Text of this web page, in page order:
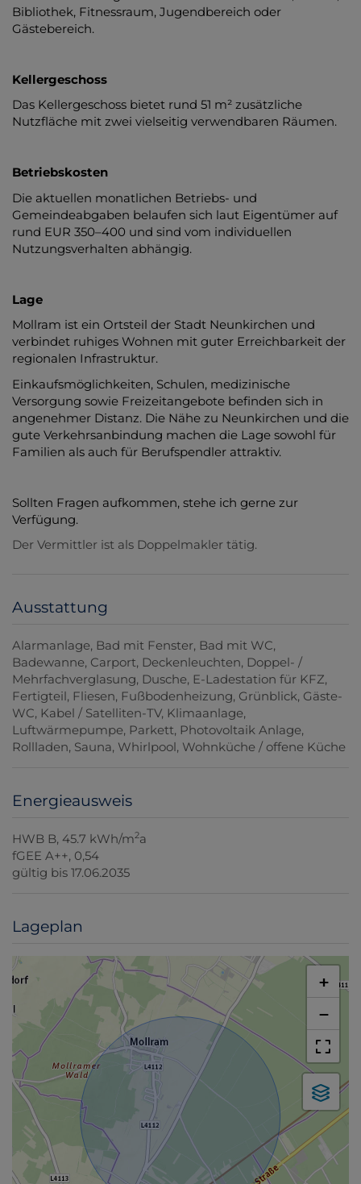
Bibliothek, Fitnessraum, Jugendbereich oder
Gästebereich.
Kellergeschoss
Das Kellergeschoss bietet rund 51 m² zusätzliche
Nutzfläche mit zwei vielseitig verwendbaren Räumen.
Betriebskosten
Die aktuellen monatlichen Betriebs- und
Gemeindeabgaben belaufen sich laut Eigentümer auf
rund EUR 350–400 und sind vom individuellen
Nutzungsverhalten abhängig.
Lage
Mollram ist ein Ortsteil der Stadt Neunkirchen und
verbindet ruhiges Wohnen mit guter Erreichbarkeit der
regionalen Infrastruktur.
Einkaufsmöglichkeiten, Schulen, medizinische
Versorgung sowie Freizeitangebote befinden sich in
angenehmer Distanz. Die Nähe zu Neunkirchen und die
gute Verkehrsanbindung machen die Lage sowohl für
Familien als auch für Berufspendler attraktiv.
Sollten Fragen aufkommen, stehe ich gerne zur
Verfügung.
Der Vermittler ist als Doppelmakler tätig.
Ausstattung
Alarmanlage Bad mit Fenster Bad mit WC
Badewanne Carport Deckenleuchten Doppel- /
Mehrfachverglasung Dusche E-Ladestation für KFZ
Fertigteil Fliesen Fußbodenheizung Grünblick Gäste-
WC Kabel / Satelliten-TV Klimaanlage
Luftwärmepumpe Parkett Photovoltaik Anlage
Rollladen Sauna Whirlpool Wohnküche / offene Küche
Energieausweis
HWB B, 45.7 kWh/m2a
fGEE A++, 0,54
gültig bis 17.06.2035
Lageplan
+
−